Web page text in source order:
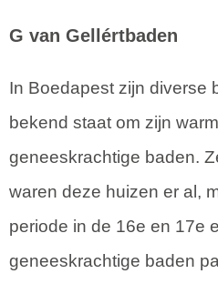
G van Gellértbaden
In Boedapest zijn diverse
bekend staat om zijn
geneeskrachtige baden.
waren deze huizen er al,
periode in de 16e en 17e
geneeskrachtige baden